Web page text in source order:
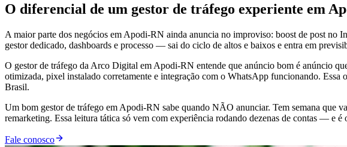
O diferencial de um gestor de tráfego experiente em
A maior parte dos negócios em Apodi-RN ainda anuncia no improviso: boost de post
gestor dedicado, dashboards e processo — sai do ciclo de altos e baixos e entra em
O gestor de tráfego da Arco Digital em Apodi-RN entende que anúncio bom é anúncio
otimizada, pixel instalado corretamente e integração com o WhatsApp funcionando.
Brasil.
Um bom gestor de tráfego em Apodi-RN sabe quando NÃO anunciar. Tem semana que
remarketing. Essa leitura tática só vem com experiência rodando dezenas de contas — e é
Fale conosco